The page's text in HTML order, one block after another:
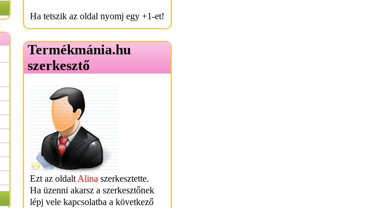
Ha tetszik az oldal nyomj egy +1-et!
Termékmánia.hu
szerkesztő
Ezt az oldalt Alina szerkesztette.
Ha üzenni akarsz a szerkesztőnek
lépj vele kapcsolatba a következő